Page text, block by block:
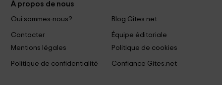
À propos de nous
Qui sommes-nous?
Blog Gites.net
Contacter
Équipe éditoriale
Mentions légales
Politique de cookies
Politique de confidentialité Confiance Gites.net